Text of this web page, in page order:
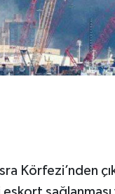
Körfezi’nden